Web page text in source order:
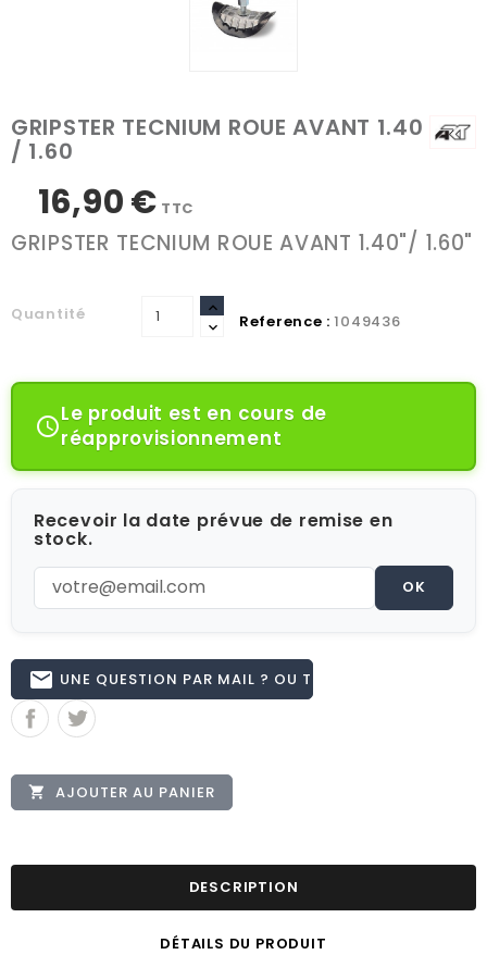
GRIPSTER TECNIUM ROUE AVANT 1.40
/ 1.60
16,90 € TTC
GRIPSTER TECNIUM ROUE AVANT 1.40"/ 1.60"
Quantité Reference : 1049436
Le produit est en cours de
réapprovisionnement
Recevoir la date prévue de remise en
stock.
OK
email UNE QUESTION PAR MAIL ? OU TÉL 02.51.62.16.59
 AJOUTER AU PANIER
DESCRIPTION
DÉTAILS DU PRODUIT